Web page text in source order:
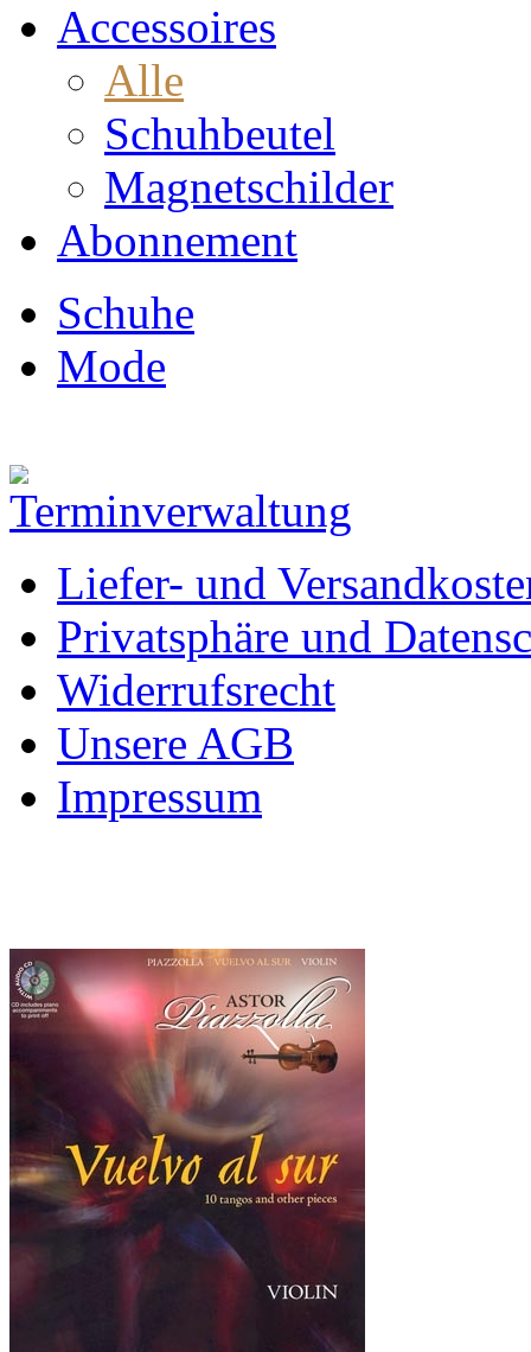
Accessoires
Alle
Schuhbeutel
Magnetschilder
Abonnement
Schuhe
Mode
Liefer- und
Privatsphäre und
Widerrufsrecht
Unsere AGB
Impressum